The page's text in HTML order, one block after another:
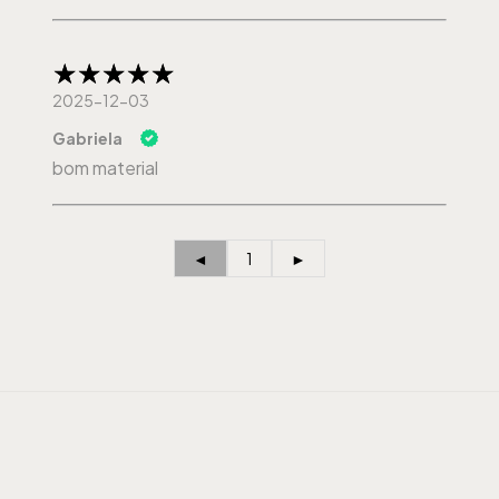
2025-12-03
Gabriela
bom material
◄ 1 ►